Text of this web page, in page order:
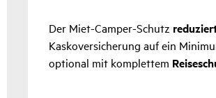
Der Miet-Camper-Schutz
Kaskoversicherung auf ein
optional mit komplettem